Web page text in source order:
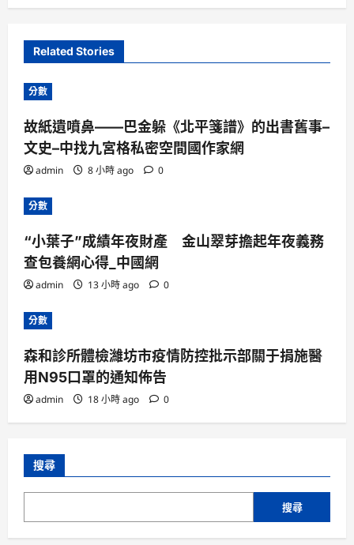
Related Stories
分數
故紙遺噴鼻——巴金躲《北平箋譜》的出書舊事–
文史–中找九宮格私密空間國作家網
admin 8 小時 ago 0
分數
“小葉子”成績年夜財產 金山翠芽擔起年夜義務
查包養網心得_中國網
admin 13 小時 ago 0
分數
森和診所體檢濰坊市疫情防控批示部關于捐施醫
用N95口罩的通知佈告
admin 18 小時 ago 0
搜尋
搜尋